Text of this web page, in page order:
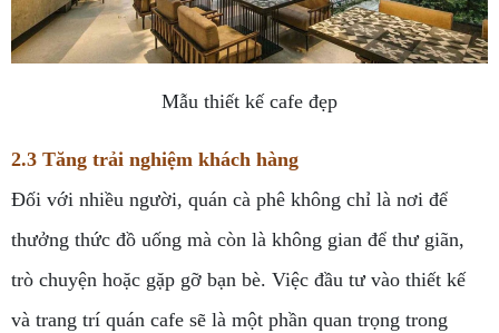
Mẫu thiết kế cafe đẹp
2.3 Tăng trải nghiệm khách hàng
Đối với nhiều người, quán cà phê không chỉ là nơi để
thưởng thức đồ uống mà còn là không gian để thư giãn,
trò chuyện hoặc gặp gỡ bạn bè. Việc đầu tư vào thiết kế
và trang trí quán cafe sẽ là một phần quan trọng trong